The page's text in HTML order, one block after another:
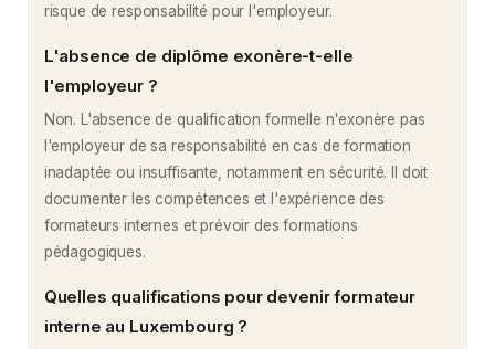
risque de responsabilité pour l'employeur.
L'absence de diplôme exonère-t-elle
l'employeur ?
Non. L'absence de qualification formelle n'exonère pas
l'employeur de sa responsabilité en cas de formation
inadaptée ou insuffisante, notamment en sécurité. Il doit
documenter les compétences et l'expérience des
formateurs internes et prévoir des formations
pédagogiques.
Quelles qualifications pour devenir formateur
interne au Luxembourg ?